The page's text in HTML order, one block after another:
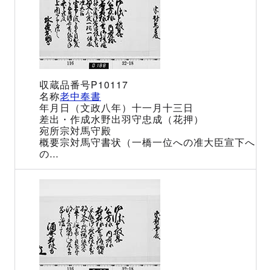
P10117
老中奉書
（文政八年）十一月十三日
水野出羽守忠成（花押）
宗対馬守殿
宗対馬守書状（一橋一位への准大臣宣下へ
の...